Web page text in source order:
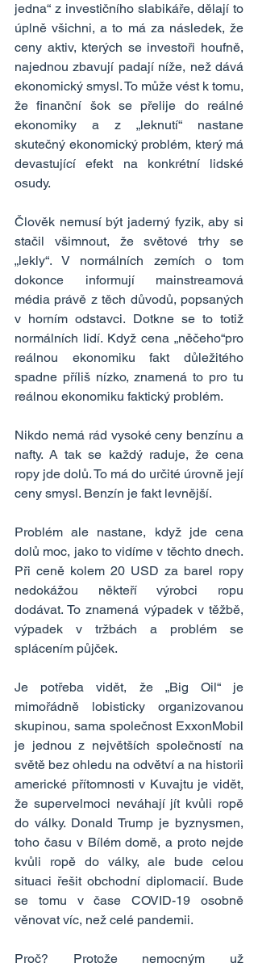
jedna“ z investičního slabikáře, dělají to
úplně všichni, a to má za následek, že
ceny aktiv, kterých se investoři houfně,
najednou zbavují padají níže, než dává
ekonomický smysl. To může vést k tomu,
že finanční šok se přelije do reálné
ekonomiky a z „leknutí“ nastane
skutečný ekonomický problém, který má
devastující efekt na konkrétní lidské
osudy.
Člověk nemusí být jaderný fyzik, aby si
stačil všimnout, že světové trhy se
„lekly“. V normálních zemích o tom
dokonce informují mainstreamová
média právě z těch důvodů, popsaných
v horním odstavci. Dotkne se to totiž
normálních lidí. Když cena „něčeho“pro
reálnou ekonomiku fakt důležitého
spadne příliš nízko, znamená to pro tu
reálnou ekonomiku faktický problém.
Nikdo nemá rád vysoké ceny benzínu a
nafty. A tak se každý raduje, že cena
ropy jde dolů. To má do určité úrovně její
ceny smysl. Benzín je fakt levnější.
Problém ale nastane, když jde cena
dolů moc, jako to vidíme v těchto dnech.
Při ceně kolem 20 USD za barel ropy
nedokážou někteří výrobci ropu
dodávat. To znamená výpadek v těžbě,
výpadek v tržbách a problém se
splácením půjček.
Je potřeba vidět, že „Big Oil“ je
mimořádně lobisticky organizovanou
skupinou, sama společnost ExxonMobil
je jednou z největších společností na
světě bez ohledu na odvětví a na historii
americké přítomnosti v Kuvajtu je vidět,
že supervelmoci neváhají jít kvůli ropě
do války. Donald Trump je byznysmen,
toho času v Bílém domě, a proto nejde
kvůli ropě do války, ale bude celou
situaci řešit obchodní diplomacií. Bude
se tomu v čase COVID-19 osobně
věnovat víc, než celé pandemii.
Proč? Protože nemocným už